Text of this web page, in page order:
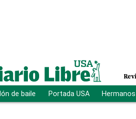
de baile Portada USA